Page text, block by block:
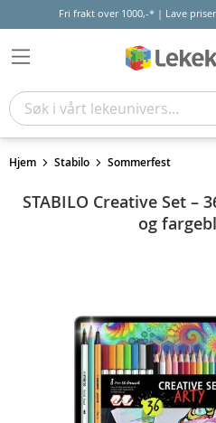
Fri frakt over 1000,-* | Lave
Hjem Stabilo Sommerfest
STABILO Creative Set –
og